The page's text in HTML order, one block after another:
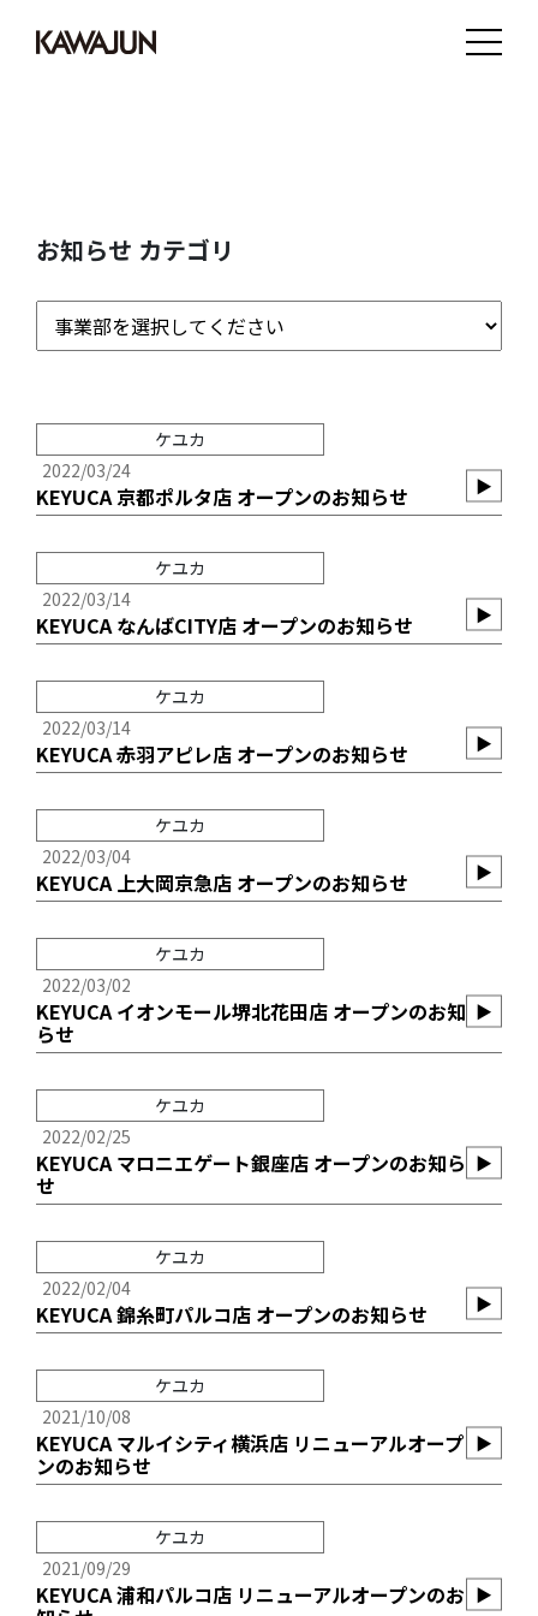
お知らせ カテゴリ
ケユカ
2022/03/24
KEYUCA 京都ポルタ店 オープンのお知らせ ▶︎
ケユカ
2022/03/14
KEYUCA なんばCITY店 オープンのお知らせ ▶︎
ケユカ
2022/03/14
KEYUCA 赤羽アピレ店 オープンのお知らせ ▶︎
ケユカ
2022/03/04
KEYUCA 上大岡京急店 オープンのお知らせ ▶︎
ケユカ
2022/03/02
KEYUCA イオンモール堺北花田店 オープンのお知
らせ
▶︎
ケユカ
2022/02/25
KEYUCA マロニエゲート銀座店 オープンのお知ら
せ
▶︎
ケユカ
2022/02/04
KEYUCA 錦糸町パルコ店 オープンのお知らせ ▶︎
ケユカ
2021/10/08
KEYUCA マルイシティ横浜店 リニューアルオープ
ンのお知らせ
▶︎
ケユカ
2021/09/29
KEYUCA 浦和パルコ店 リニューアルオープンのお ▶︎